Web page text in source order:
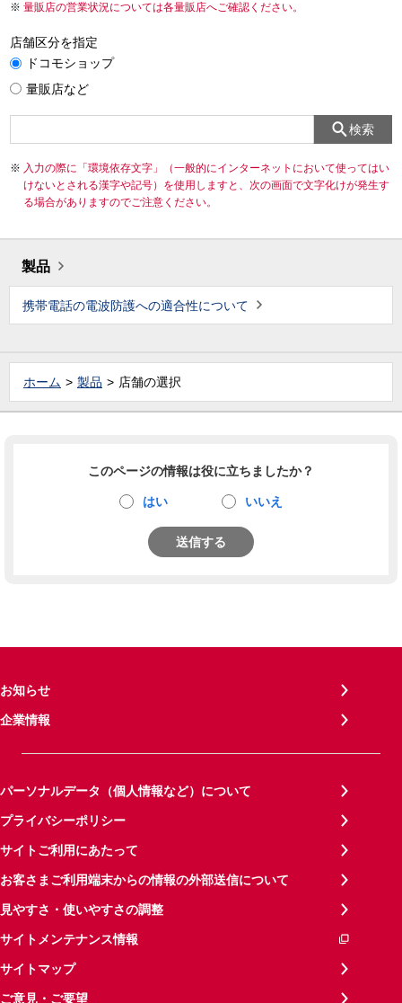
量販店の営業状況については各量販店へご確認ください。
店舗区分を指定
ドコモショップ
量販店など
検索
入力の際に「環境依存文字」（一般的にインターネットにおいて使ってはい
けないとされる漢字や記号）を使用しますと、次の画面で文字化けが発生す
る場合がありますのでご注意ください。
製品
携帯電話の電波防護への適合性について
ホーム 製品 店舗の選択
このページの情報は役に立ちましたか？
はい いいえ
送信する
お知らせ
企業情報
パーソナルデータ（個人情報など）について
プライバシーポリシー
サイトご利用にあたって
お客さまご利用端末からの情報の外部送信について
見やすさ・使いやすさの調整
サイトメンテナンス情報
サイトマップ
ご意見・ご要望